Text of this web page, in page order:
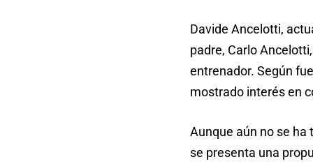
Davide Ancelotti,
padre, Carlo
entrenador. Según
mostrado interés en
Aunque aún no se ha
se presenta una